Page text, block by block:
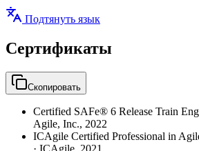
Подтянуть язык
Сертификаты
Скопировать
Certified SAFe® 6 Release Train
Agile, Inc., 2022
ICAgile Certified Professional in
· ICAgile 2021